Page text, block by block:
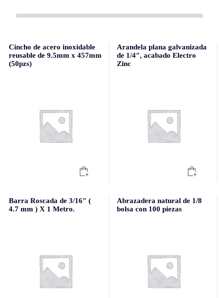
Cincho de acero inoxidable
reusable de 9.5mm x 457mm
(50pzs)
Arandela plana galvanizada
de 1/4″, acabado Electro
Zinc
Barra Roscada de 3/16″ (
4.7 mm ) X 1 Metro.
Abrazadera natural de 1/8
bolsa con 100 piezas